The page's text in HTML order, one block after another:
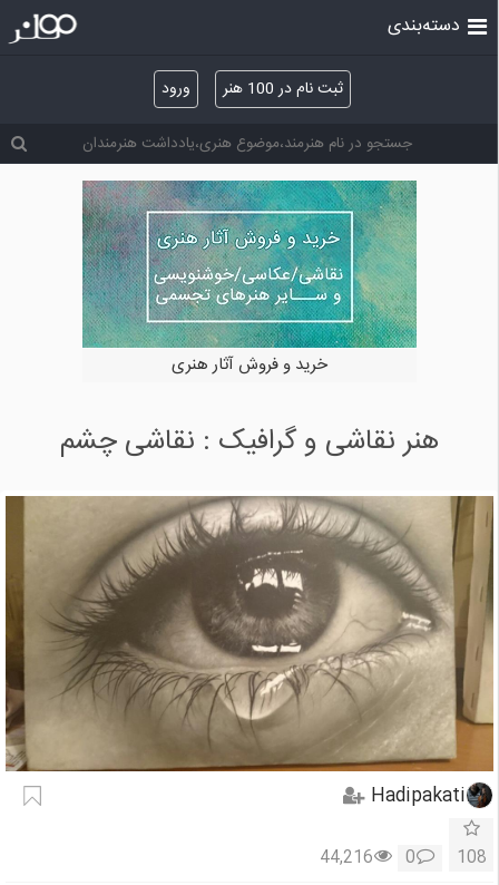
ثبت نام در 100 هنر ورود
دسته‌بندی
خرید و فروش آثار هنری
هنر نقاشی و گرافیک : نقاشی چشم
Hadipakati
108
0
44,216